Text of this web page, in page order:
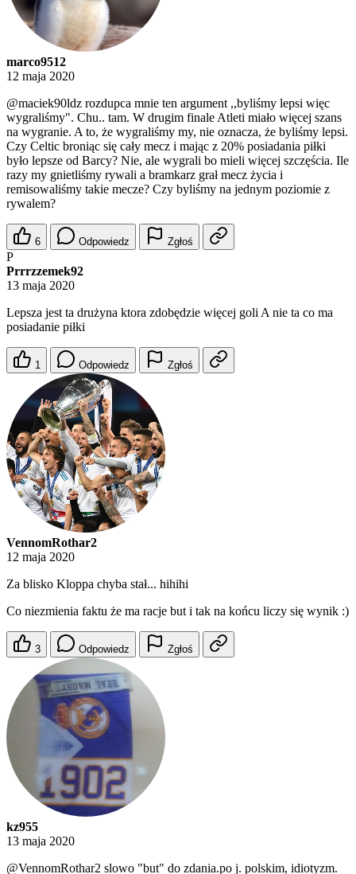
marco9512
12 maja 2020
@maciek90ldz rozdupca mnie ten argument ,,byliśmy lepsi więc
wygraliśmy". Chu.. tam. W drugim finale Atleti miało więcej szans
na wygranie. A to, że wygraliśmy my, nie oznacza, że byliśmy lepsi.
Czy Celtic broniąc się cały mecz i mając z 20% posiadania piłki
było lepsze od Barcy? Nie, ale wygrali bo mieli więcej szczęścia. Ile
razy my gnietliśmy rywali a bramkarz grał mecz życia i
remisowaliśmy takie mecze? Czy byliśmy na jednym poziomie z
rywalem?
6 Odpowiedz Zgłoś
P
Prrrzzemek92
13 maja 2020
Lepsza jest ta drużyna ktora zdobędzie więcej goli A nie ta co ma
posiadanie piłki
1 Odpowiedz Zgłoś
VennomRothar2
12 maja 2020
Za blisko Kloppa chyba stał... hihihi
Co niezmienia faktu że ma racje but i tak na końcu liczy się wynik :)
3 Odpowiedz Zgłoś
kz955
13 maja 2020
@VennomRothar2 slowo "but" do zdania.po j. polskim, idiotyzm.